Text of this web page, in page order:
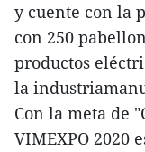
y cuente con la
con 250
productos
la
Con la meta de
VIMEXPO 2020